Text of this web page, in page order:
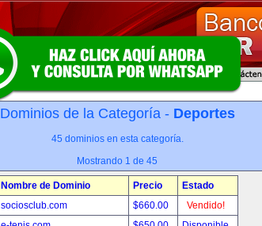
Dominios de la Categoría - Deportes
45 dominios en esta categoría.
Mostrando 1 de 45
Nombre de Dominio Precio
Estado
sociosclub.com
$660.00
Vendido!